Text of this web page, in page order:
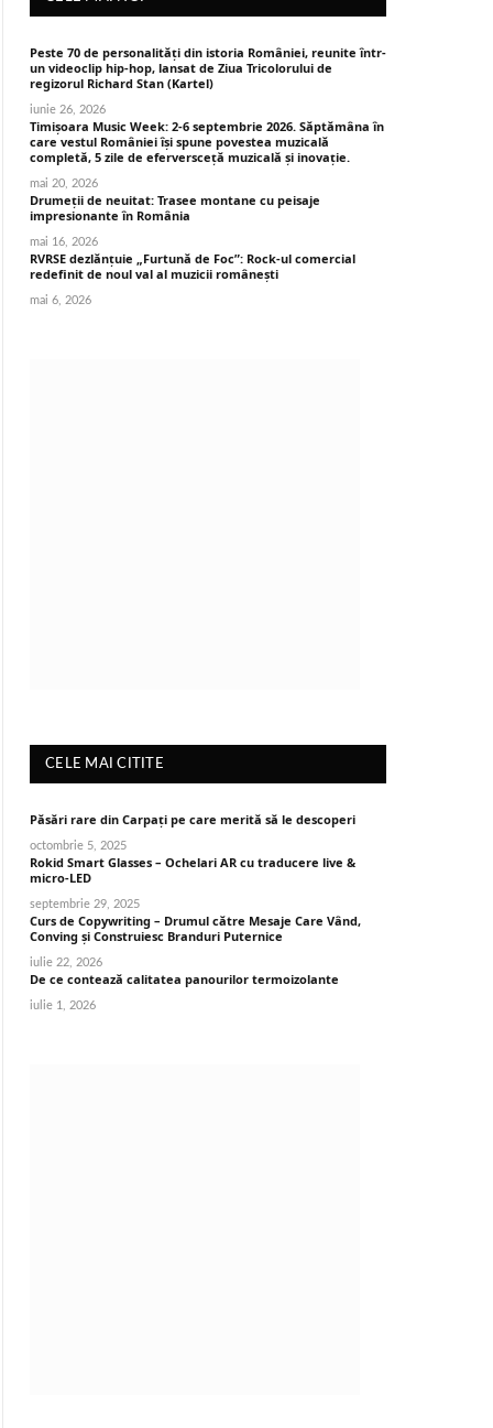
Peste 70 de personalități din istoria României, reunite într-
un videoclip hip-hop, lansat de Ziua Tricolorului de
regizorul Richard Stan (Kartel)
iunie 26, 2026
Timișoara Music Week: 2-6 septembrie 2026. Săptămâna în
care vestul României își spune povestea muzicală
completă, 5 zile de eferversceță muzicală și inovație.
mai 20, 2026
Drumeții de neuitat: Trasee montane cu peisaje
impresionante în România
mai 16, 2026
RVRSE dezlănțuie „Furtună de Foc”: Rock-ul comercial
redefinit de noul val al muzicii românești
mai 6, 2026
CELE MAI CITITE
Păsări rare din Carpați pe care merită să le descoperi
octombrie 5, 2025
Rokid Smart Glasses – Ochelari AR cu traducere live &
micro-LED
septembrie 29, 2025
Curs de Copywriting – Drumul către Mesaje Care Vând,
Conving și Construiesc Branduri Puternice
iulie 22, 2026
De ce contează calitatea panourilor termoizolante
iulie 1, 2026